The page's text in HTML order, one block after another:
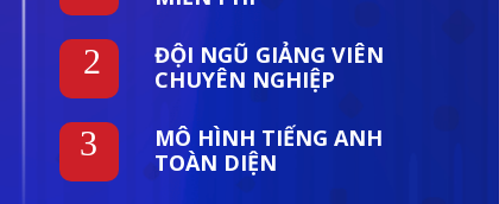
3
MÔ HÌNH TIẾNG ANH
TOÀN DIỆN
ĐỘI NGŨ GIẢNG VIÊN
CHUYÊN NGHIỆP
2